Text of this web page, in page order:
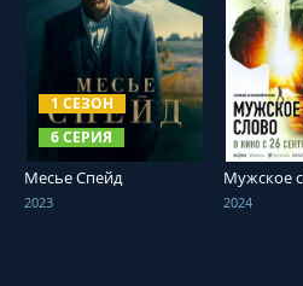
1 СЕЗОН
6 СЕРИЯ
СМОТРЕТЬ ОНЛАЙН
Месье Спейд
2023
Мужское
2024